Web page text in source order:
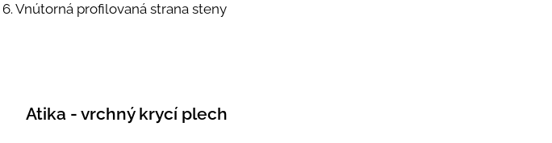
6. Vnútorná profilovaná strana steny
Atika - vrchný krycí plech